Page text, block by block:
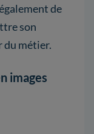
de
son
du métier.
images